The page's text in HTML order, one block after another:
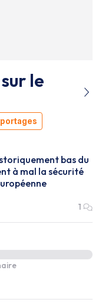
le
bas du
à mal la sécurité
1